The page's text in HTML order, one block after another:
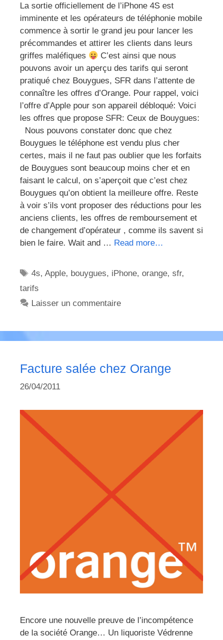
La sortie officiellement de l’iPhone 4S est
imminente et les opérateurs de téléphonie mobile
commence à sortir le grand jeu pour lancer les
précommandes et attirer les clients dans leurs
griffes maléfiques
C’est ainsi que nous
pouvons avoir un aperçu des tarifs qui seront
pratiqué chez Bouygues, SFR dans l’attente de
connaître les offres d’Orange. Pour rappel, voici
l’offre d’Apple pour son appareil débloqué: Voici
les offres que propose SFR: Ceux de Bouygues:
Nous pouvons constater donc que chez
Bouygues le téléphone est vendu plus cher
certes, mais il ne faut pas oublier que les forfaits
de Bouygues sont beaucoup moins cher et en
faisant le calcul, on s’aperçoit que c’est chez
Bouygues qu’on obtient la meilleure offre. Reste
à voir s’ils vont proposer des réductions pour les
anciens clients, les offres de remboursement et
de changement d’opérateur , comme ils savent si
bien le faire. Wait and … Read more…
Étiquettes
4s,Apple, bouygues, iPhone,orange,sfr,
tarifs
Laisser un commentaire
Facture salée chez Orange
26/04/2011
Encore une nouvelle preuve de l’incompétence
de la société Orange… Un liquoriste Védrenne